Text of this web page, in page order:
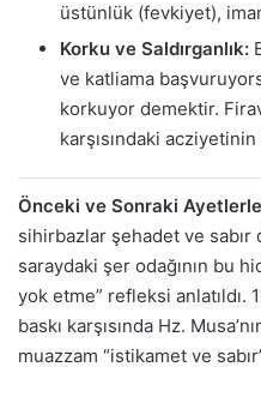
üstünlük (fevkiyet),
Korku ve Saldırganlık:
ve katliama
korkuyor demektir.
karşısındaki acziyetinin
Önceki ve Sonraki Ayetlerle
sihirbazlar şehadet ve
saraydaki şer odağının bu
yok etme” refleksi anlatıldı.
baskı karşısında Hz.
muazzam “istikamet ve